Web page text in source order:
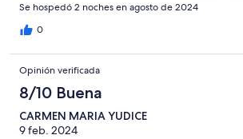
Se hospedó 2 noches en agosto de 2024
0
Opinión verificada
8/10 Buena
CARMEN MARIA YUDICE
9 feb. 2024